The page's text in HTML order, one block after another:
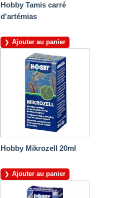
Hobby Tamis carré
d'artémias
Ajouter au panier
Hobby Mikrozell 20ml
Ajouter au panier